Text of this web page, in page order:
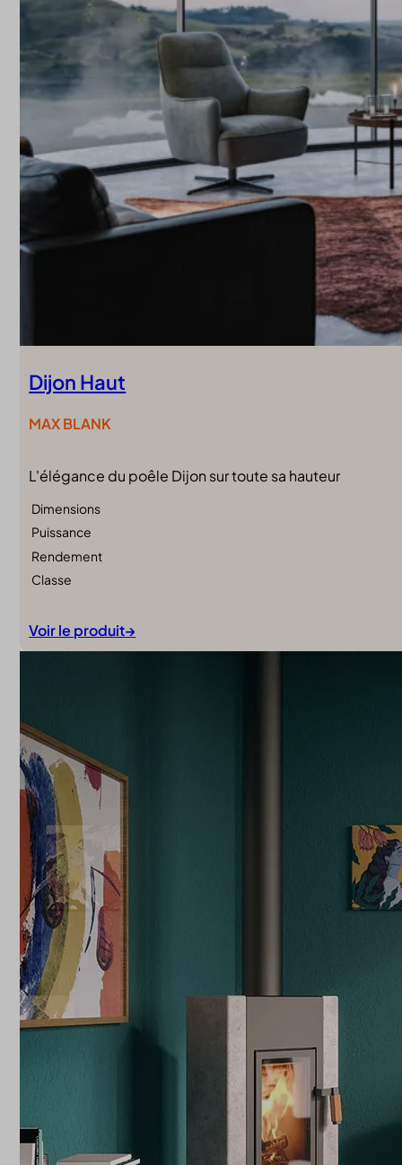
Dijon Haut
MAX BLANK
L'élégance du poêle Dijon sur toute sa hauteur
Dimensions
Puissance
Rendement
Classe
Voir le produit